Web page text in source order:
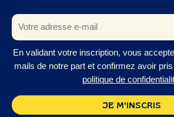
En validant votre inscription, vous
mails de notre part et confirmez avoir
politique de